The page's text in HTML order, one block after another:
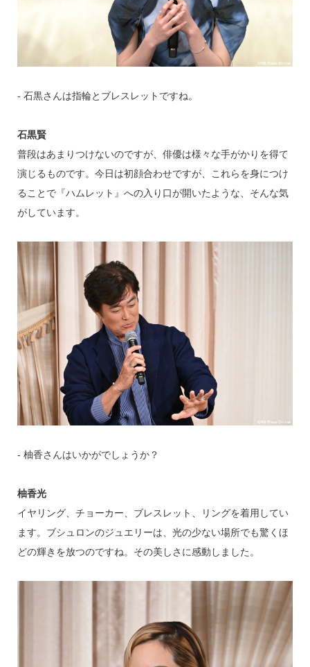
‐ 石黒さんは指輪とブレスレットですね。
石黒賢
普段はあまりつけないのですが、俳優は様々な手がかりを得て
演じるものです。今日は初顔合わせですが、これらを身につけ
ることで『ハムレット』への入り口が開いたような、そんな気
がしています。
‐ 柚香さんはいかがでしょうか？
柚香光
イヤリング、チョーカー、ブレスレット、リングを着用してい
ます。ブシュロンのジュエリーは、光の少ない場所でも驚くほ
どの輝きを放つのですね。その美しさに感動しました。